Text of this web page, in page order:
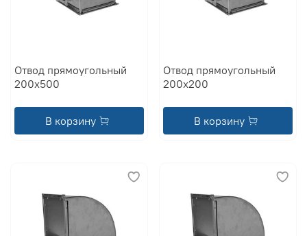
Отвод прямоугольный
200x500
В корзину
Отвод прямоугольный
200x200
В корзину